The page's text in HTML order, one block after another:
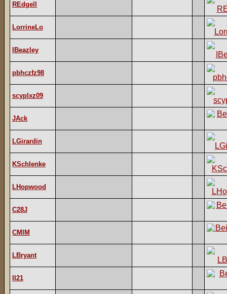
REdgell
LorrineLo
IBeazley
pbhczfz98
scyplxz09
JAck
LGirardin
KSchlenke
LHopwood
C28J
CMIM
LBryant
II21